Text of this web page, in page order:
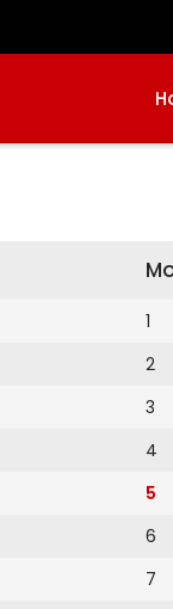
1
2
3
4
5
6
7